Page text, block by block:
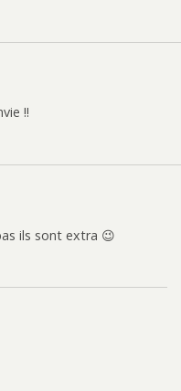
!!
ils sont extra 😉